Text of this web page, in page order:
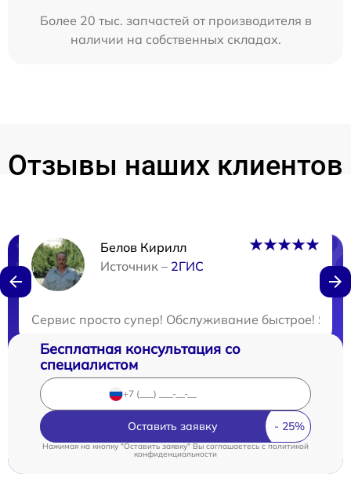
Более 20 тыс. запчастей от производителя в
наличии на собственных складах.
Отзывы наших клиентов
Белов Кирилл
Источник – 2ГИС
Сервис просто супер! Обслуживание быстрое! Я
Нужна консультация?
Бесплатная консультация со
специалистом
Оставить заявку
Нажимая на кнопку "Оставить заявку" Вы соглашаетесь cполитикой
конфиденциальности